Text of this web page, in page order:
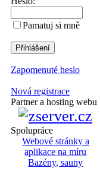
Pamatuj si mně
Zapomenuté heslo
Nová registrace
Partner a hosting webu
Spolupráce
Webové stránky a
aplikace na míru
Bazény, sauny